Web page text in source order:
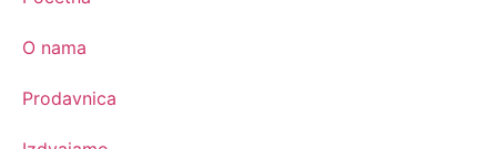
O nama
Prodavnica